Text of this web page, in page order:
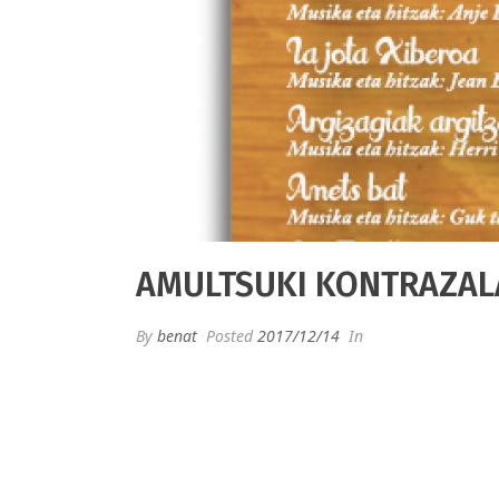
AMULTSUKI
By benat Posted2017/12/14 In